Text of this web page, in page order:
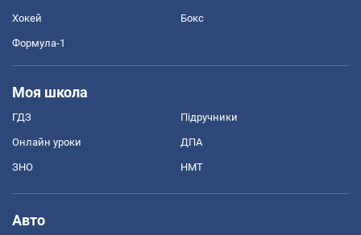
Хокей Бокс
Формула-1
Моя школа
ГДЗ Підручники
Онлайн уроки ДПА
ЗНО НМТ
Авто